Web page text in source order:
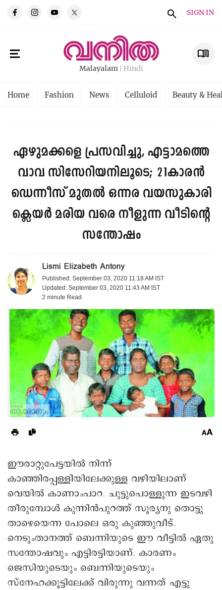
SIGN IN
Malayalam Hindi
Home Fashion News Celluloid Beauty &
ഏഴുമക്കളെ പ്രസവിച്ചു, എട്ടാമത്തെ
വാവ സിസേറിയനിലൂടെ; 21കാരന്‍
ഡെന്നീസ് മുതല്‍ ഒന്നര വയസുകാരി
ക്ലെയര്‍ മരിയ വരെ നീളുന്ന വീടിന്റെ
സന്തോഷം
Lismi Elizabeth Antony
Published: September 03, 2020 11:18 AM IST
Updated: September 03, 2020 11:43 AM IST
2 minute Read
ഈരാറ്റുപേട്ടയിൽ നിന്ന്
കാഞ്ഞിരപ്പള്ളിയിലേക്കുള്ള വഴിയിലാണ്
വെയിൽ കാണാംപാറ. ചുട്ടുപൊള്ളുന്ന ഇടവഴി
തീരുമ്പോൾ കുന്നിൻപുറത്ത് സൂര്യനു തൊട്ടു
താഴെയെന്ന പോലെ ഒരു കുഞ്ഞുവീട്.
നെടുംതാനത്ത് ബെന്നിയുടെ ഈ വീട്ടിൽ ഏതു
സന്തോഷവും എട്ടിരട്ടിയാണ്. കാരണം
ജെസിയുടെയും ബെന്നിയുടെയും
സ്നേഹക്കൂട്ടിലേക്ക് വിരുന്നു വന്നത് എട്ടു